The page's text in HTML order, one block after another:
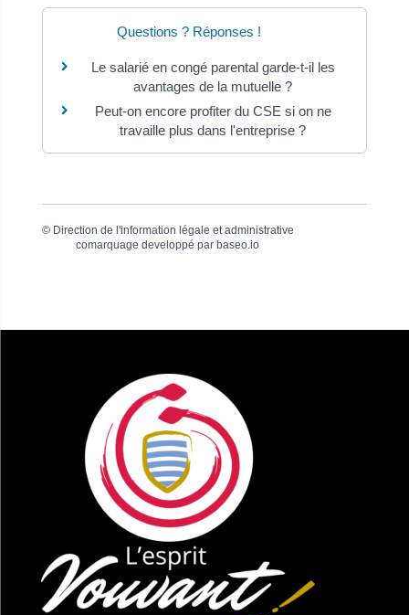
Questions ? Réponses !
Le salarié en congé parental garde-t-il les
avantages de la mutuelle ?
Peut-on encore profiter du CSE si on ne
travaille plus dans l'entreprise ?
© Direction de l'information légale et administrative
comarquage developpé par baseo.io